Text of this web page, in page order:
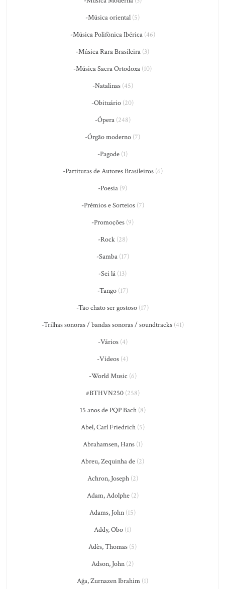
-Música oriental (5)
-Música Polifônica Ibérica(46)
-Música Rara Brasileira (3)
-Música Sacra Ortodoxa (10)
-Natalinas(45)
-Obituário (20)
-Ópera(248)
-Órgão moderno (7)
-Pagode (1)
-Partituras de Autores Brasileiros(6)
-Poesia (9)
-Prêmios e Sorteios(7)
-Promoções (9)
-Rock(28)
-Samba(17)
-Sei lá (13)
-Tango(17)
-Tão chato ser gostoso (17)
-Trilhas sonoras / bandas sonoras / soundtracks(41)
-Vários(4)
-Vídeos (4)
-World Music (6)
#BTHVN250(258)
15 anos de PQP Bach(8)
Abel, Carl Friedrich(5)
Abrahamsen, Hans(1)
Abreu, Zequinha de (2)
Achron, Joseph(2)
Adam, Adolphe(2)
Adams, John (15)
Addy, Obo (1)
Adès, Thomas (5)
Adson, John (2)
Ağa, Zurnazen Ibrahim (1)